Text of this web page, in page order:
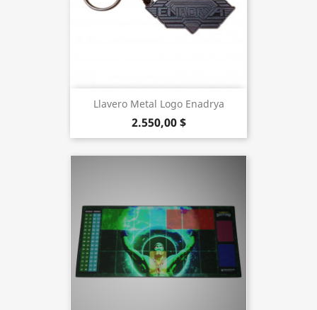
Llavero Metal Logo Enadrya
2.550,00 $